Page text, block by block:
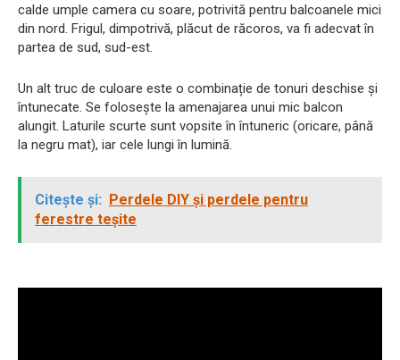
calde umple camera cu soare, potrivită pentru balcoanele mici
din nord. Frigul, dimpotrivă, plăcut de răcoros, va fi adecvat în
partea de sud, sud-est.
Un alt truc de culoare este o combinație de tonuri deschise și
întunecate. Se folosește la amenajarea unui mic balcon
alungit. Laturile scurte sunt vopsite în întuneric (oricare, până
la negru mat), iar cele lungi în lumină.
Citește și: Perdele DIY și perdele pentru
ferestre teșite